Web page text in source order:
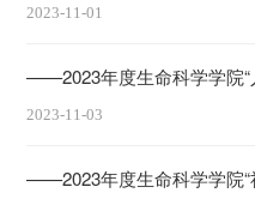
2023-11-01
——2023年度生命科学学院“
2023-11-03
——2023年度生命科学学院“